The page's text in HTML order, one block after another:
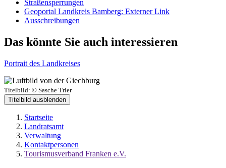
Straßensperrungen
Geoportal Landkreis Bamberg: Externer Link
Ausschreibungen
Das könnte Sie auch interessieren
Portrait des Landkreises
Titelbild: © Sasche Trier
Titelbild ausblenden
Startseite
Landratsamt
Verwaltung
Kontaktpersonen
Tourismusverband Franken e.V.